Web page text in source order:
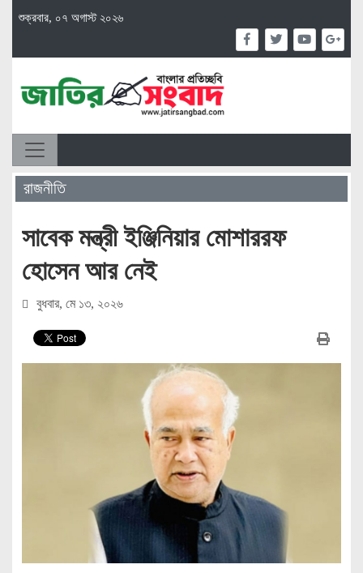
শুক্রবার, ০৭ অগাস্ট ২০২৬
রাজনীতি
সাবেক মন্ত্রী ইঞ্জিনিয়ার মোশাররফ
হোসেন আর নেই
বুধবার, মে ১৩, ২০২৬